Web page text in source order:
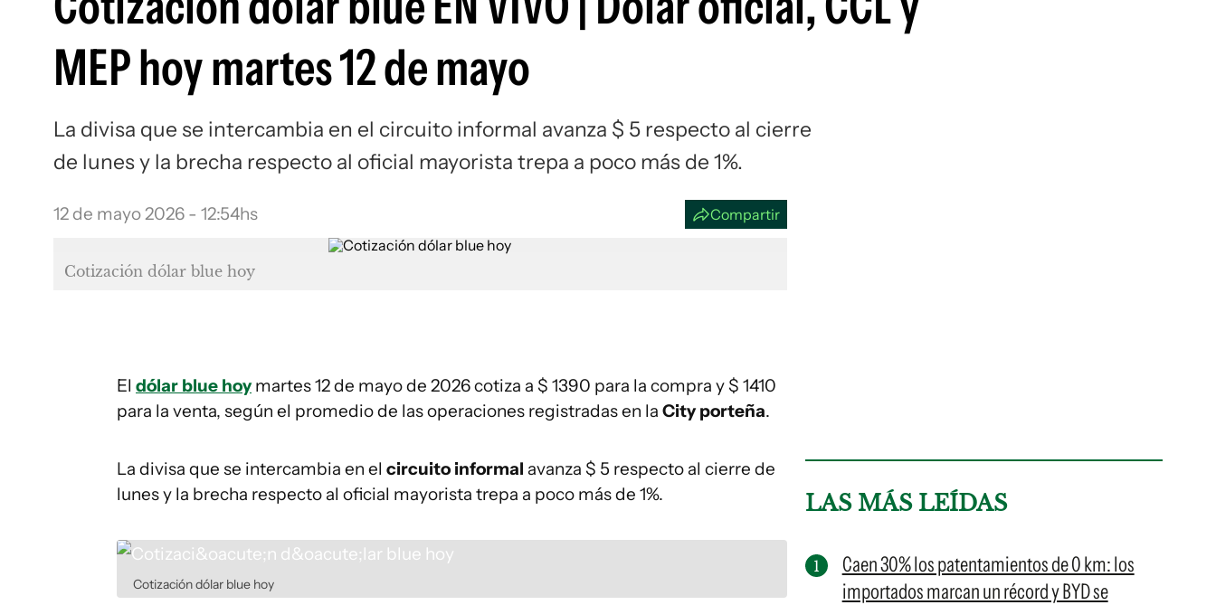
Siguenos en:
MEP hoy martes 12 de mayo
La divisa que se intercambia en el circuito informal avanza $ 5 respecto al cierre
de lunes y la brecha respecto al oficial mayorista trepa a poco más de 1%.
12 de mayo 2026 - 12:54hs Compartir
Cotización dólar blue hoy
El dólar blue hoymartes 12 de mayo de 2026 cotiza a $ 1390 para la compra y $ 1410
para la venta, según el promedio de las operaciones registradas en la City porteña.
La divisa que se intercambia en el circuito informal avanza $ 5 respecto al cierre de
lunes y la brecha respecto al oficial mayorista trepa a poco más de 1%.
Cotización dólar blue hoy
LAS MÁS LEÍDAS
Caen 30% los patentamientos de 0 km: los
importados marcan un récord y BYD se